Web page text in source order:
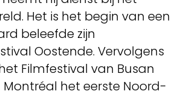
Het is het begin van een
beleefde zijn
Oostende. Vervolgens
Filmfestival van Busan
het eerste Noord-